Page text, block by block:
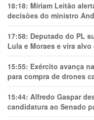
18:18: Míriam Leitão
decisões do ministro
17:58: Deputado do PL
Lula e Moraes e vira
15:55: Exército avança
para compra de drones
15:44: Alfredo Gaspar
candidatura ao Senado